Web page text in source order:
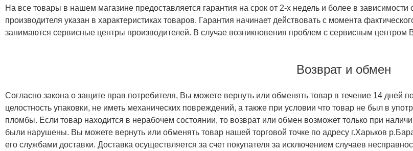
На все товары в нашем магазине предоставляется гарантия на срок от 2-х недель и более в зависимости
производителя указан в характеристиках товаров. Гарантия начинает действовать с момента
занимаются сервисные центры производителей. В случае возникновения проблем с сервисным центром
Возврат и обмен
Согласно закона о защите прав потребителя, Вы можете вернуть или обменять товар в течение 14 дней
целостность упаковки, не иметь механических повреждений, а также при условии что товар не был в
пломбы. Если товар находится в нерабочем состоянии, то возврат или обмен возможет только при
были нарушены. Вы можете вернуть или обменять товар нашей торговой точке по адресу г.Харьков
его службами доставки. Доставка осуществляется за счет покупателя за исключением случаев